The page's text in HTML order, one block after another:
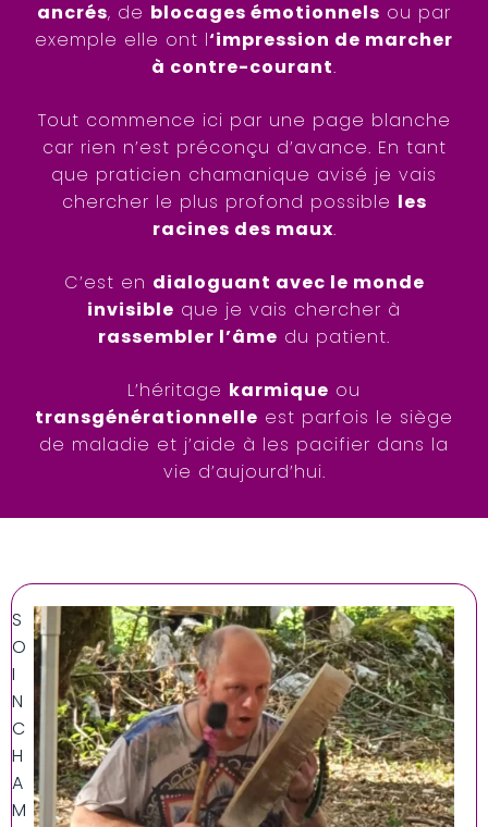
ancrés, de blocages émotionnels ou par
exemple elle ont l‘impression de marcher
à contre-courant.
Tout commence ici par une page blanche
car rien n’est préconçu d’avance. En tant
que praticien chamanique avisé je vais
chercher le plus profond possible les
racines des maux.
C’est en dialoguant avec le monde
invisible que je vais chercher à
rassembler l’âme du patient.
L’héritage karmique ou
transgénérationnelle est parfois le siège
de maladie et j’aide à les pacifier dans la
vie d’aujourd’hui.
S
O
I
N
C
H
A
M